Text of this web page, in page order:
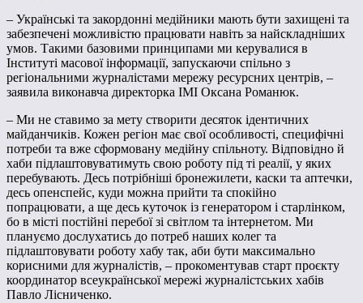
– Українські та закордонні медійники мають бути захищені та
забезпечені можливістю працювати навіть за найскладніших
умов. Такими базовими принципами ми керувалися в
Інституті масової інформації, запускаючи спільно з
регіональними журналістами мережу ресурсних центрів, –
заявила виконавча директорка ІМІ Оксана Романюк.
– Ми не ставимо за мету створити десяток ідентичних
майданчиків. Кожен регіон має свої особливості, специфічні
потреби та вже сформовану медійну спільноту. Відповідно й
хаби підлаштовуватимуть свою роботу під ті реалії, у яких
перебувають. Десь потрібніші бронежилети, каски та аптечки,
десь опенспейс, куди можна прийти та спокійно
попрацювати, а ще десь куточок із генератором і старлінком,
бо в місті постійні перебої зі світлом та інтернетом. Ми
плануємо дослухатись до потреб наших колег та
підлаштовувати роботу хабу так, аби бути максимально
корисними для журналістів, – прокоментував старт проєкту
координатор всеукраїнської мережі журналістських хабів
Павло Лісниченко.